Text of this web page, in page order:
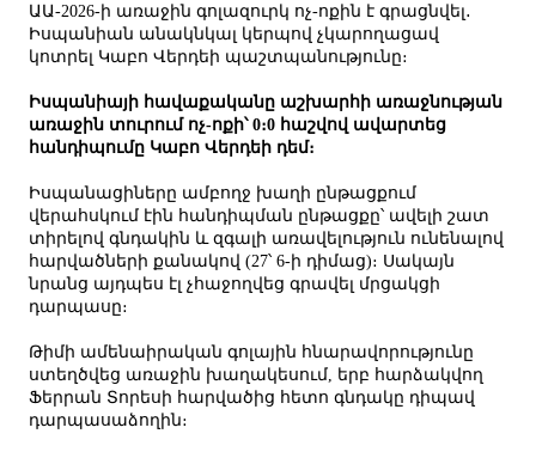
ԱԱ-2026-ի առաջին գոլազուրկ ոչ-ոքին է գրացնվել․
Իսպանիան անակնկալ կերպով չկարողացավ
կոտրել Կաբո Վերդեի պաշտպանությունը։
Իսպանիայի հավաքականը աշխարհի առաջնության
առաջին տուրում ոչ-ոքի՝ 0։0 հաշվով ավարտեց
հանդիպումը Կաբո Վերդեի դեմ։
Իսպանացիները ամբողջ խաղի ընթացքում
վերահսկում էին հանդիպման ընթացքը՝ ավելի շատ
տիրելով գնդակին և զգալի առավելություն ունենալով
հարվածների քանակով (27՝ 6-ի դիմաց)։ Սակայն
նրանց այդպես էլ չհաջողվեց գրավել մրցակցի
դարպասը։
Թիմի ամենաիրական գոլային հնարավորությունը
ստեղծվեց առաջին խաղակեսում, երբ հարձակվող
Ֆերրան Տորեսի հարվածից հետո գնդակը դիպավ
դարպասաձողին։